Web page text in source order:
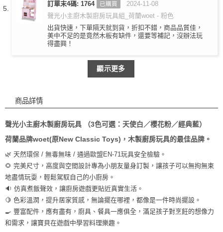
評分3
滿分 5
訂單末4碼: 1764 已購買
2024-11-08
聲光小主廚木製廚房玩具組_荷蘭woet - 粉色
出貨快速，下單隔天就到貨，折扣不錯，商品品質佳，
美中不足的是竟然木板有缺件，還要等補記，沒辦法玩
得盡興！
顯示更多
商品詳情
聲光小主廚木製廚房玩具 （3色可選：天使白／櫻花粉／經典藍）
荷蘭品牌woet(原New Classic Toys)，木製廚房玩具的最佳品牌。
🌿 天然環保 / 無毒無味 / 通過歐盟EN-71玩具安全檢驗。
🌻 完美尺寸，高度與空間設計專為小朋友量身訂製，讓孩子可以無拘無束
地盡情玩耍，輕鬆駕馭自己的小廚房。
🔉 仿真煮飯聲效，讓廚房遊戲更貼近真實生活。
🍋 色彩溫潤，提升居家質感，無論擺在哪裡，都像是一件時尚擺設。
🍳 豐富配件，應有盡有，廚具、餐具一應俱全，滿足孩子對烹飪的想像力
和需求，讓寶貝在遊戲中學習料理樂趣。